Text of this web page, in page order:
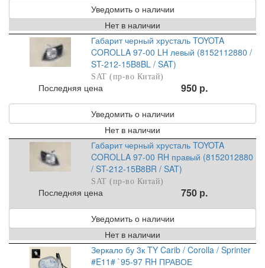
Уведомить о наличии
Нет в наличии
Габарит черный хрусталь TOYOTA
COROLLA 97-00 LH левый (8152112880 /
ST-212-15B8BL / SAT)
SAT (пр-во Китай)
Последняя цена 950 р.
Уведомить о наличии
Нет в наличии
Габарит черный хрусталь TOYOTA
COROLLA 97-00 RH правый (8152012880
/ ST-212-15B8BR / SAT)
SAT (пр-во Китай)
Последняя цена 750 р.
Уведомить о наличии
Нет в наличии
Зеркало бу 3к TY Carib / Corolla / Sprinter
#E11# `95-97 RH ПРАВОЕ